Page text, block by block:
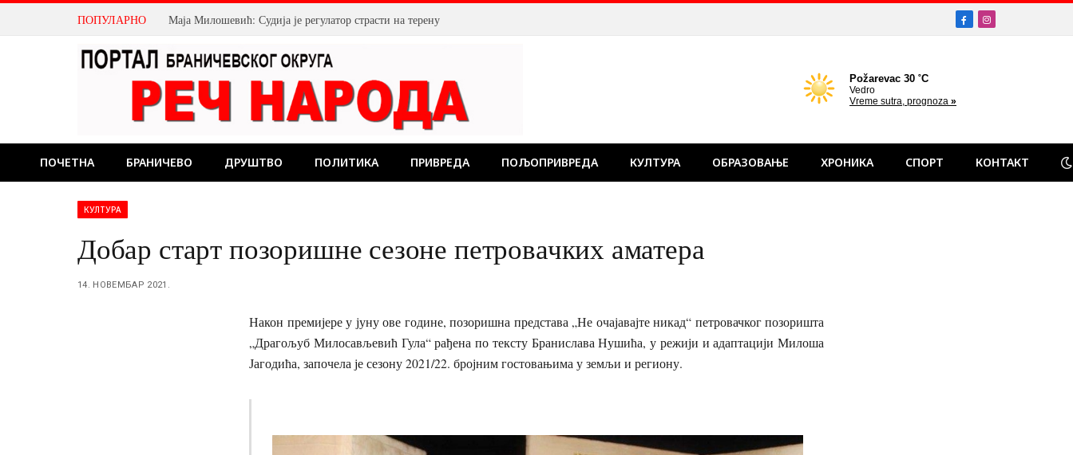
ПОПУЛАРНО Маја Милошевић: Судија је регулатор страсти на терену FacebookInstagram
ПОЧЕТНА БРАНИЧЕВО ДРУШТВО ПОЛИТИКА ПРИВРЕДА ПОЉОПРИВРЕДА КУЛТУРА ОБРАЗОВАЊЕ ХРОНИКА СПОРТ КОНТАКТ
КУЛТУРА
Добар старт позоришне сезоне петровачких аматера
14. НОВЕМБАР 2021.
Након премијере у јуну ове године, позоришна представа „Не очајавајте никад“ петровачког позоришта
„Драгољуб Милосављевић Гула“ рађена по тексту Бранислава Нушића, у режији и адаптацији Милоша
Јагодића, започела је сезону 2021/22. бројним гостовањима у земљи и региону.